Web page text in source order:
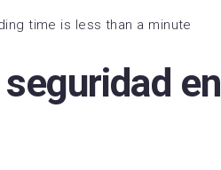
time is less than a minute
en